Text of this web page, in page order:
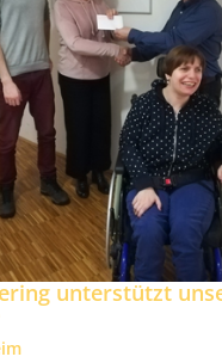
unterstützt